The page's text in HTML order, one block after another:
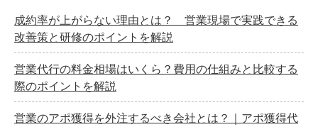
成約率が上がらない理由とは？ 営業現場で実践できる
改善策と研修のポイントを解説
営業代行の料金相場はいくら？費用の仕組みと比較する
際のポイントを解説
営業のアポ獲得を外注するべき会社とは？｜アポ獲得代